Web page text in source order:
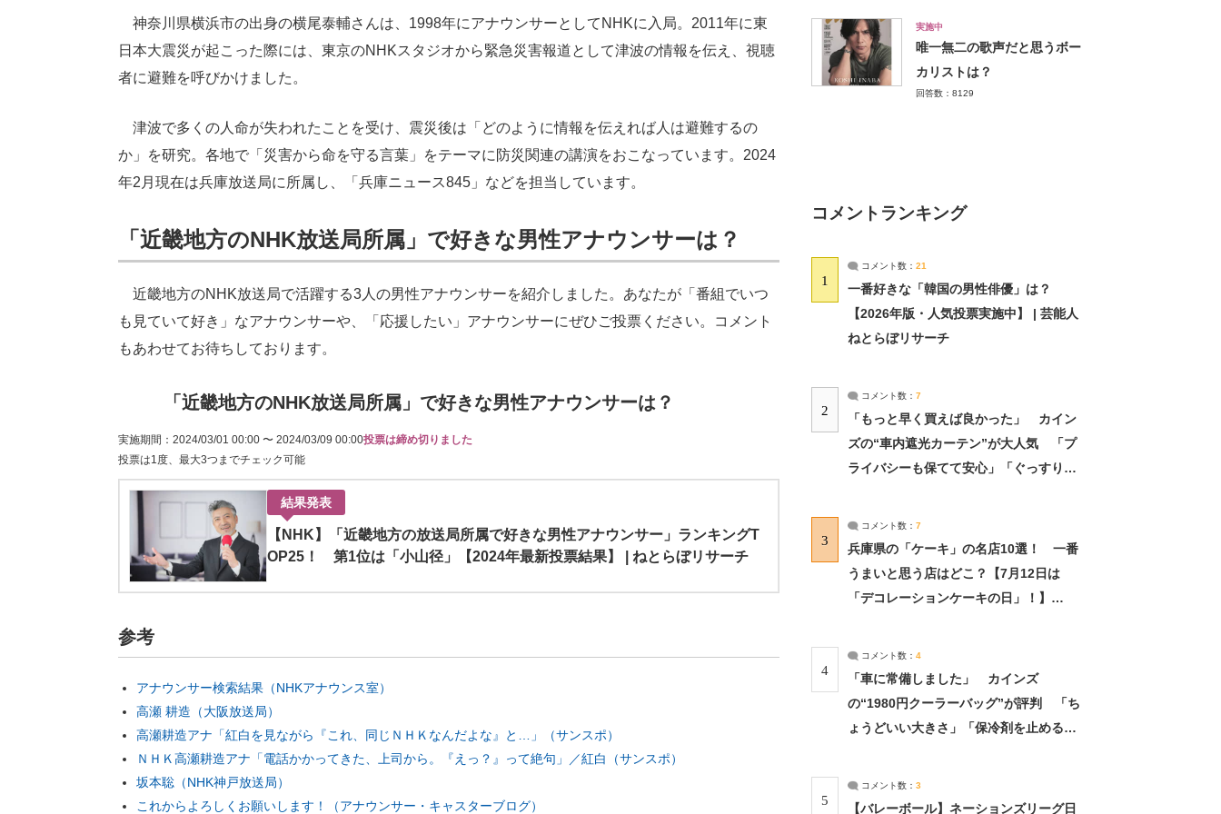
神奈川県横浜市の出身の横尾泰輔さんは、1998年にアナウンサーとしてNHKに入局。2011年に東
日本大震災が起こった際には、東京のNHKスタジオから緊急災害報道として津波の情報を伝え、視聴
者に避難を呼びかけました。
津波で多くの人命が失われたことを受け、震災後は「どのように情報を伝えれば人は避難するの
か」を研究。各地で「災害から命を守る言葉」をテーマに防災関連の講演をおこなっています。2024
年2月現在は兵庫放送局に所属し、「兵庫ニュース845」などを担当しています。
「近畿地方のNHK放送局所属」で好きな男性アナウンサーは？
近畿地方のNHK放送局で活躍する3人の男性アナウンサーを紹介しました。あなたが「番組でいつ
も見ていて好き」なアナウンサーや、「応援したい」アナウンサーにぜひご投票ください。コメント
もあわせてお待ちしております。
「近畿地方のNHK放送局所属」で好きな男性アナウンサーは？
実施期間：2024/03/01 00:00 〜 2024/03/09 00:00
投票は1度、最大3つまでチェック可能
投票は締め切りました
結果発表
【NHK】「近畿地方の放送局所属で好きな男性アナウンサー」ランキングT
OP25！ 第1位は「小山径」【2024年最新投票結果】 | ねとらぼリサーチ
参考
アナウンサー検索結果（NHKアナウンス室）
高瀬 耕造（大阪放送局）
高瀬耕造アナ「紅白を見ながら『これ、同じＮＨＫなんだよな』と…」（サンスポ）
ＮＨＫ高瀬耕造アナ「電話かかってきた、上司から。『えっ？』って絶句」／紅白（サンスポ）
坂本聡（NHK神戸放送局）
これからよろしくお願いします！（アナウンサー・キャスターブログ）
実施中
唯一無二の歌声だと思うボー
カリストは？
回答数：8129
コメントランキング
1
コメント数： 21
一番好きな「韓国の男性俳優」は？
【2026年版・人気投票実施中】 | 芸能人
ねとらぼリサーチ
2
コメント数： 7
「もっと早く買えば良かった」 カイン
ズの“車内遮光カーテン”が大人気 「プ
ライバシーも保てて安心」「ぐっすり眠
3
コメント数： 7
兵庫県の「ケーキ」の名店10選！ 一番
うまいと思う店はどこ？【7月12日は
「デコレーションケーキの日」！】
4
コメント数： 4
「車に常備しました」 カインズ
の“1980円クーラーバッグ”が評判 「ち
ょうどいい大きさ」「保冷剤を止めるベ
5
コメント数： 3
【バレーボール】ネーションズリーグ日